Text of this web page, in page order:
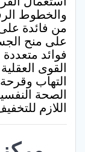
والخطوط
من فائدة
على منح
فوائد
القوى
التهاب
الصحة
اللازم